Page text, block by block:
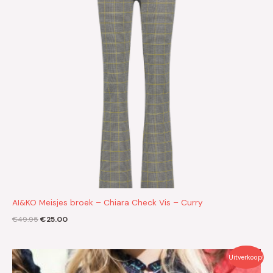
AI&KO Meisjes broek – Chiara Check Vis – Curry
€49.95€25.00
Uitverkoop!
Oorspronkelijke
Huidige
prijs